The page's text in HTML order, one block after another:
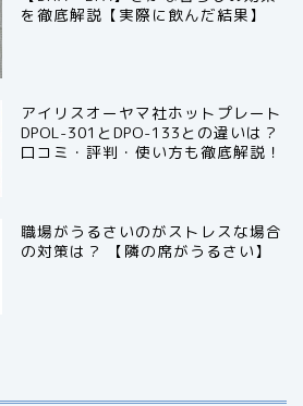
を徹底解説【実際に飲んだ結果】
アイリスオーヤマ社ホットプレート
DPOL-301とDPO-133との違いは？
口コミ・評判・使い方も徹底解説！
職場がうるさいのがストレスな場合
の対策は？ 【隣の席がうるさい】